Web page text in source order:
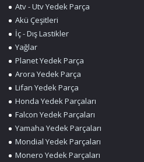
Atv - Utv Yedek Parça
Akü Çeşitleri
İç - Dış Lastikler
Yağlar
Planet Yedek Parça
Arora Yedek Parça
Lifan Yedek Parça
Honda Yedek Parçaları
Falcon Yedek Parçaları
Yamaha Yedek Parçaları
Mondial Yedek Parçaları
Monero Yedek Parçaları